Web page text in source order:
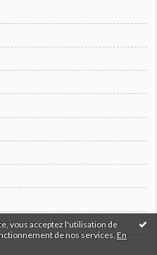
vous acceptez l'utilisation de
de nos services. En